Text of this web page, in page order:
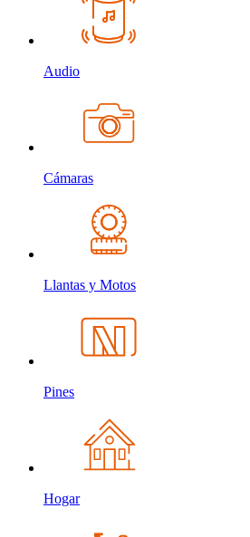
Audio
Cámaras
Llantas y Motos
Pines
Hogar